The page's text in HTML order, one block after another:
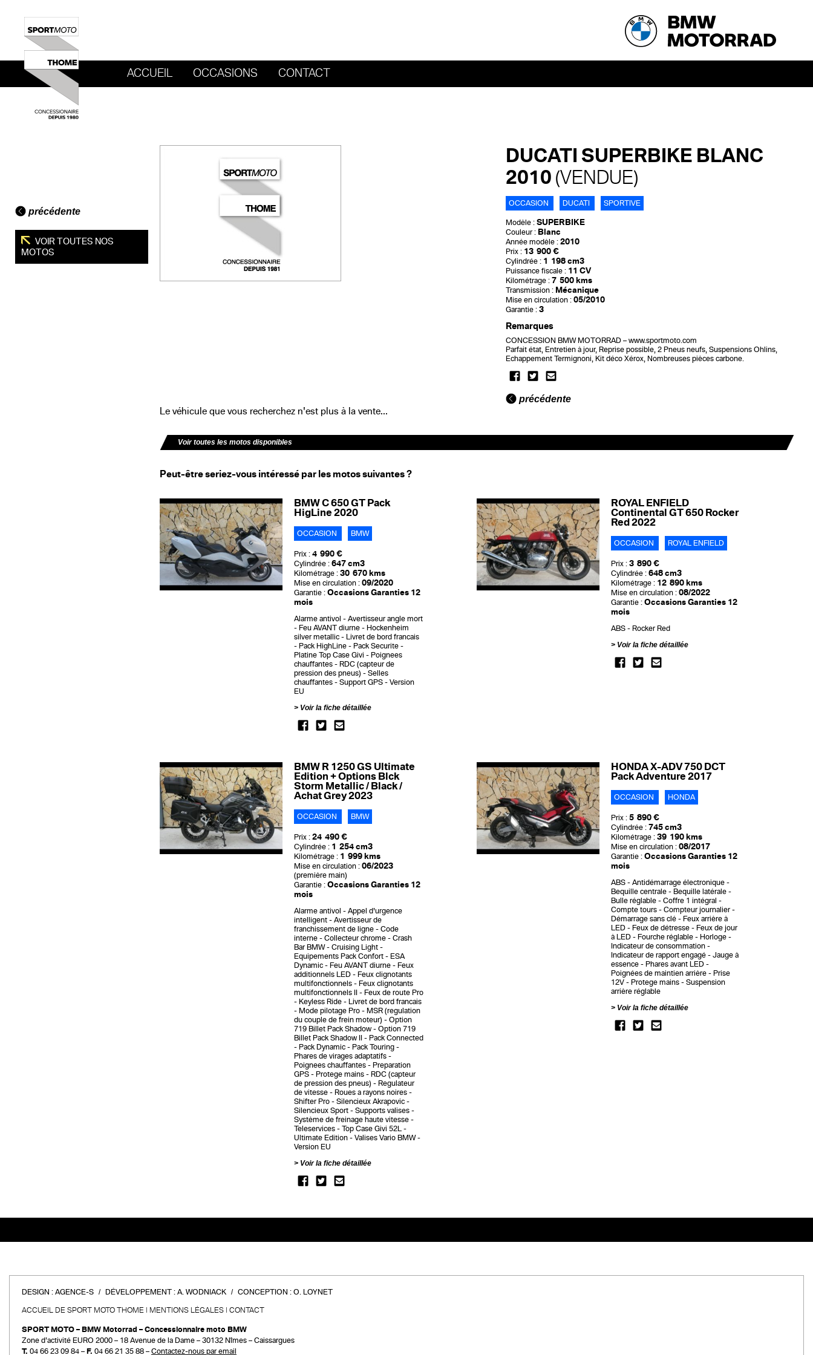
ACCUEIL OCCASIONS CONTACT
précédente
VOIR TOUTES NOS
MOTOS
DUCATI SUPERBIKE BLANC
2010 (VENDUE)
OCCASION DUCATI SPORTIVE
Modèle : SUPERBIKE
Couleur : Blanc
Année modèle : 2010
Prix : 13 900 €
Cylindrée : 1 198 cm3
Puissance fiscale : 11 CV
Kilométrage : 7 500 kms
Transmission : Mécanique
Mise en circulation : 05/2010
Garantie : 3
Remarques
CONCESSION BMW MOTORRAD – www.sportmoto.com
Parfait état, Entretien à jour, Reprise possible, 2 Pneus neufs, Suspensions Ohlins,
Echappement Termignoni, Kit déco Xérox, Nombreuses pièces carbone.
précédente
Le véhicule que vous recherchez n'est plus à la vente...
Voir toutes les motos disponibles
Peut-être seriez-vous intéressé par les motos suivantes ?
BMW C 650 GT Pack
HigLine 2020
OCCASION BMW
Prix : 4 990 €
Cylindrée : 647 cm3
Kilométrage : 30 670 kms
Mise en circulation : 09/2020
Garantie : Occasions Garanties 12
mois
Alarme antivol
Avertisseur angle mort
Feu AVANT diurne
Hockenheim
silver metallic
Livret de bord francais
Pack HighLine
Pack Securite
Platine Top Case Givi
Poignees
chauffantes
RDC (capteur de
pression des pneus)
Selles
chauffantes
Support GPS
Version
EU
Voir la fiche détaillée
ROYAL ENFIELD
Continental GT 650 Rocker
Red 2022
OCCASION ROYAL ENFIELD
Prix : 3 890 €
Cylindrée : 648 cm3
Kilométrage : 12 890 kms
Mise en circulation : 08/2022
Garantie : Occasions Garanties 12
mois
ABS
Rocker Red
Voir la fiche détaillée
BMW R 1250 GS Ultimate
Edition + Options Blck
Storm Metallic / Black /
Achat Grey 2023
OCCASION BMW
Prix : 24 490 €
Cylindrée : 1 254 cm3
Kilométrage : 1 999 kms
Mise en circulation : 06/2023
(première main)
Garantie : Occasions Garanties 12
mois
Alarme antivol
Appel d'urgence
intelligent
Avertisseur de
franchissement de ligne
Code
interne
Collecteur chrome
Crash
Bar BMW
Cruising Light
Equipements Pack Confort
ESA
Dynamic
Feu AVANT diurne
Feux
additionnels LED
Feux clignotants
multifonctionnels
Feux clignotants
multifonctionnels II
Feux de route Pro
Keyless Ride
Livret de bord francais
Mode pilotage Pro
MSR (regulation
du couple de frein moteur)
Option
719 Billet Pack Shadow
Option 719
Billet Pack Shadow II
Pack Connected
Pack Dynamic
Pack Touring
Phares de virages adaptatifs
Poignees chauffantes
Preparation
GPS
Protege mains
RDC (capteur
de pression des pneus)
Regulateur
de vitesse
Roues a rayons noires
Shifter Pro
Silencieux Akrapovic
Silencieux Sport
Supports valises
Système de freinage haute vitesse
Teleservices
Top Case Givi 52L
Ultimate Edition
Valises Vario BMW
Version EU
Voir la fiche détaillée
HONDA X-ADV 750 DCT
Pack Adventure 2017
OCCASION HONDA
Prix : 5 890 €
Cylindrée : 745 cm3
Kilométrage : 39 190 kms
Mise en circulation : 08/2017
Garantie : Occasions Garanties 12
mois
ABS
Antidémarrage électronique
Bequille centrale
Bequille latérale
Bulle réglable
Coffre 1 intégral
Compte tours
Compteur journalier
Démarrage sans clé
Feux arrière à
LED
Feux de détresse
Feux de jour
à LED
Fourche réglable
Horloge
Indicateur de consommation
Indicateur de rapport engagé
Jauge à
essence
Phares avant LED
Poignées de maintien arrière
Prise
12V
Protege mains
Suspension
arrière réglable
Voir la fiche détaillée
DESIGN : AGENCE-S DÉVELOPPEMENT : A. WODNIACK CONCEPTION : O. LOYNET
ACCUEIL DE SPORT MOTO THOME MENTIONS LÉGALES CONTACT
SPORT MOTO – BMW Motorrad – Concessionnaire moto BMW
Zone d’activité EURO 2000 – 18 Avenue de la Dame – 30132 Nîmes – Caissargues
T. 04 66 23 09 84 – F. 04 66 21 35 88 – Contactez-nous par email